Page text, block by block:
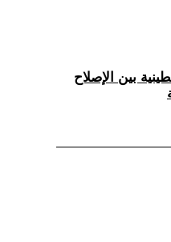
بين الإصلاح